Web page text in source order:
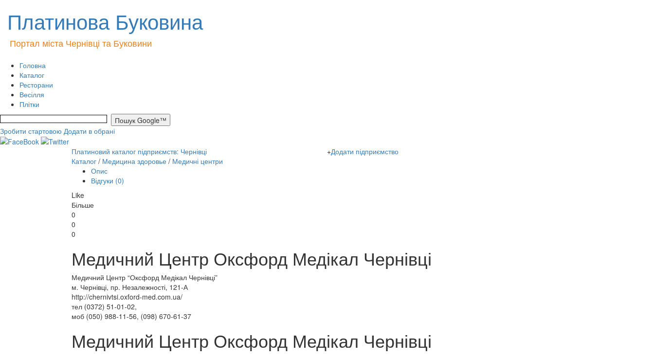
Платинова Буковина
Портал міста Чернівці та Буковини
Головна
Каталог
Ресторани
Весілля
Плітки
Зробити стартовою Додати в обрані
Платиновий каталог підприємств: Чернівці +Додати підприємство
Каталог / Медицина здоровье / Медичні центри
Опис
Відгуки (0)
Like
Більше
0
0
0
Медичний Центр Оксфорд Медікал Чернівці
Медичний Центр “Оксфорд Медікал Чернівці”
м. Чернівці, пр. Незалежності, 121-А
http://chernivtsi.oxford-med.com.ua/
тел (0372) 51-01-02,
моб (050) 988-11-56, (098) 670-61-37
Медичний Центр Оксфорд Медікал Чернівці